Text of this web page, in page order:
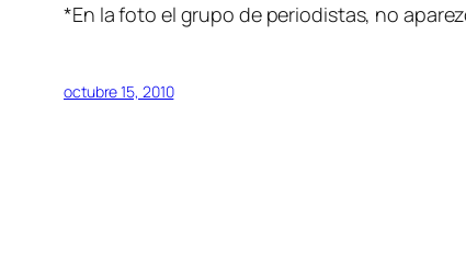
*En la foto el grupo de periodistas, no
octubre 15, 2010